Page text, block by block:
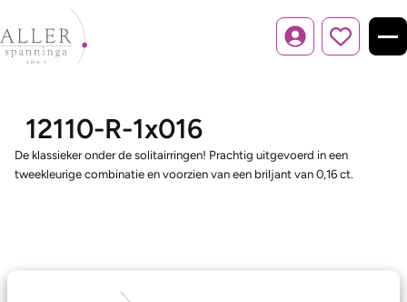
Inloggen
12110-R-1x016
De klassieker onder de solitairringen! Prachtig uitgevoerd in een
tweekleurige combinatie en voorzien van een briljant van 0,16 ct.